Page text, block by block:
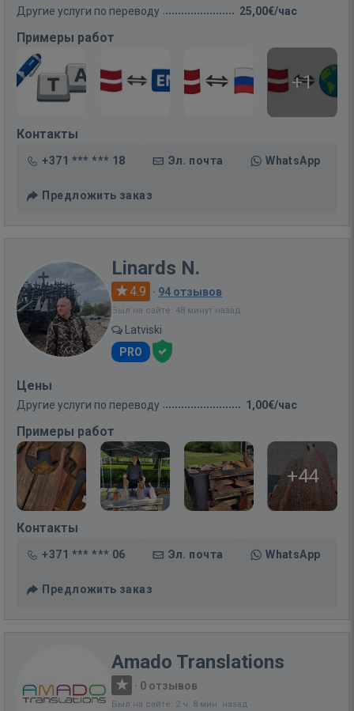
Другие услуги по переводу 25,00€/час
Примеры работ
+1
Контакты
+371 *** *** 18 Эл. почта WhatsApp
Предложить заказ
Linards N.
4.9 · 94 отзывов
Был на сайте: 48 минут назад
Latviski
PRO
Цены
Другие услуги по переводу 1,00€/час
Примеры работ
+44
Контакты
+371 *** *** 06 Эл. почта WhatsApp
Предложить заказ
Amado Translations
· 0 отзывов
Был на сайте: 2 ч. 8 мин. назад